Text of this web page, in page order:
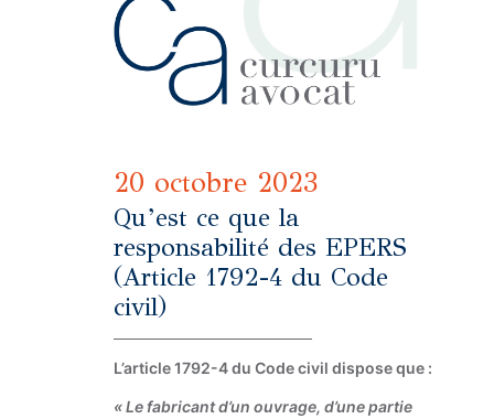
20 octobre 2023
Qu’est ce que la
responsabilité des EPERS
(Article 1792-4 du Code
civil)
L’article 1792-4 du Code civil dispose que :
« Le fabricant d’un ouvrage, d’une partie